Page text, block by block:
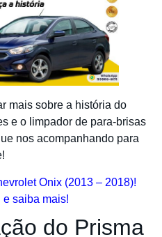
mais sobre a história do
e o limpador de para-brisas
nos acompanhando para
Onix (2013 – 2018)!
saiba mais!
do Prisma